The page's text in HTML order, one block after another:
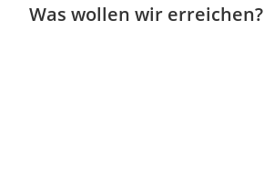
Was wollen wir erreichen?